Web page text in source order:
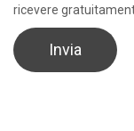
ricevere